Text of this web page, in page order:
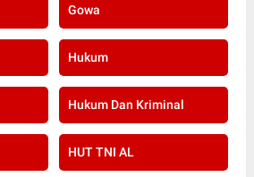
Gowa
Hukum
Hukum Dan Kriminal
HUT TNI AL